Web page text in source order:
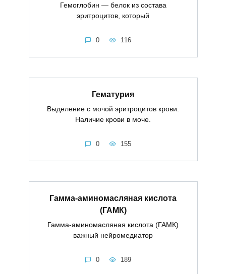
Гемоглобин — белок из состава
эритроцитов, который
0 116
Гематурия
Выделение с мочой эритроцитов крови.
Наличие крови в моче.
0 155
Гамма-аминомасляная кислота
(ГАМК)
Гамма-аминомасляная кислота (ГАМК)
важный нейромедиатор
0 189